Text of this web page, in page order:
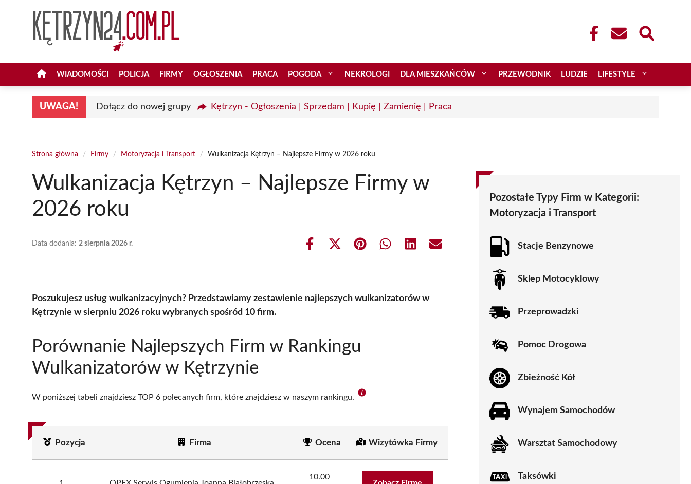
WIADOMOŚCI POLICJA FIRMY OGŁOSZENIA PRACA POGODA NEKROLOGI DLA MIESZKAŃCÓW PRZEWODNIK LUDZIE LIFESTYLE
UWAGA! Dołącz do nowej grupy Kętrzyn - Ogłoszenia | Sprzedam | Kupię | Zamienię | Praca
Strona główna / Firmy / Motoryzacja i Transport / Wulkanizacja Kętrzyn – Najlepsze Firmy w 2026 roku
Wulkanizacja Kętrzyn – Najlepsze Firmy w
2026 roku
Data dodania: 2 sierpnia 2026 r.
Share
Share
(Twitter)
Share Share Share Share
Poszukujesz usług wulkanizacyjnych? Przedstawiamy zestawienie najlepszych wulkanizatorów w
Kętrzynie w sierpniu 2026 roku wybranych spośród 10 firm.
Porównanie Najlepszych Firm w Rankingu
Wulkanizatorów w Kętrzynie
W poniższej tabeli znajdziesz TOP 6 polecanych firm, które znajdziesz w naszym rankingu.
Pozycja Firma Ocena Wizytówka Firmy
10.00
Pozostałe Typy Firm w Kategorii:
Motoryzacja i Transport
Stacje Benzynowe
Sklep Motocyklowy
Przeprowadzki
Pomoc Drogowa
Zbieżność Kół
Wynajem Samochodów
Warsztat Samochodowy
Taksówki